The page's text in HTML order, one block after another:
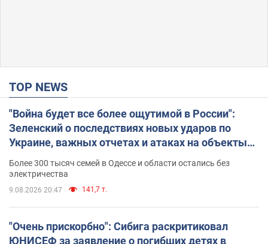
TOP NEWS
"Война будет все более ощутимой в России":
Зеленский о последствиях новых ударов по
Украине, важных отчетах и атаках на объекты
противника. Видео
Более 300 тысяч семей в Одессе и области остались без
электричества
9.08.2026 20:47 141,7 т.
"Очень прискорбно": Сибига раскритиковал
ЮНИСЕФ за заявление о погибших детях в